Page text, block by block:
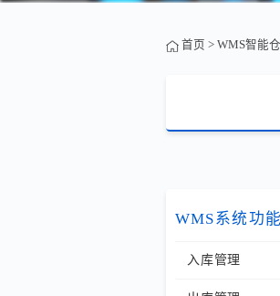
首页 > WMS智能
WMS系统功能
入库管理